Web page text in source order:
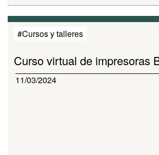
#Cursos y talleres
Curso virtual de impresoras
11/03/2024